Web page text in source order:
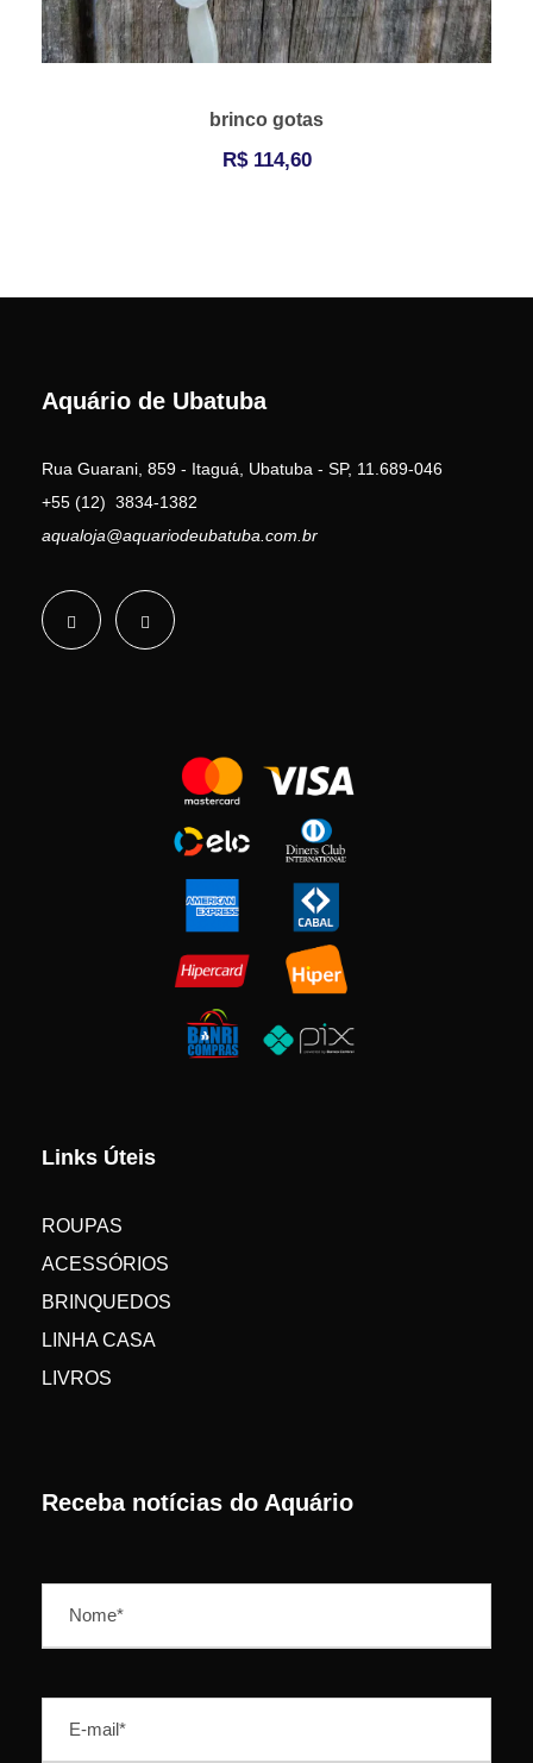
brinco gotas
R$114,60
Aquário de Ubatuba
Rua Guarani, 859 - Itaguá, Ubatuba - SP, 11.689-046
+55 (12) 3834-1382
aqualoja@aquariodeubatuba.com.br
Links Úteis
ROUPAS
ACESSÓRIOS
BRINQUEDOS
LINHA CASA
LIVROS
Receba notícias do Aquário